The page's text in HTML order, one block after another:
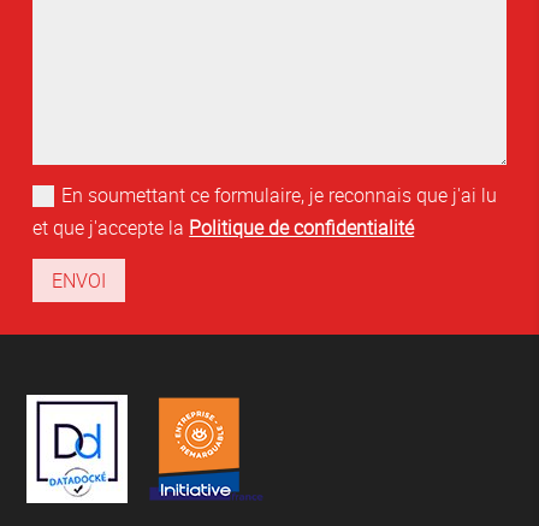
En soumettant ce formulaire, je reconnais que j'ai lu
et que j'accepte la Politique de confidentialité
ENVOI